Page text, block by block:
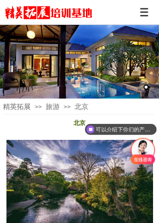
精英拓展 >> 旅游 >> 北京
北京
可以介绍下你们的产品么